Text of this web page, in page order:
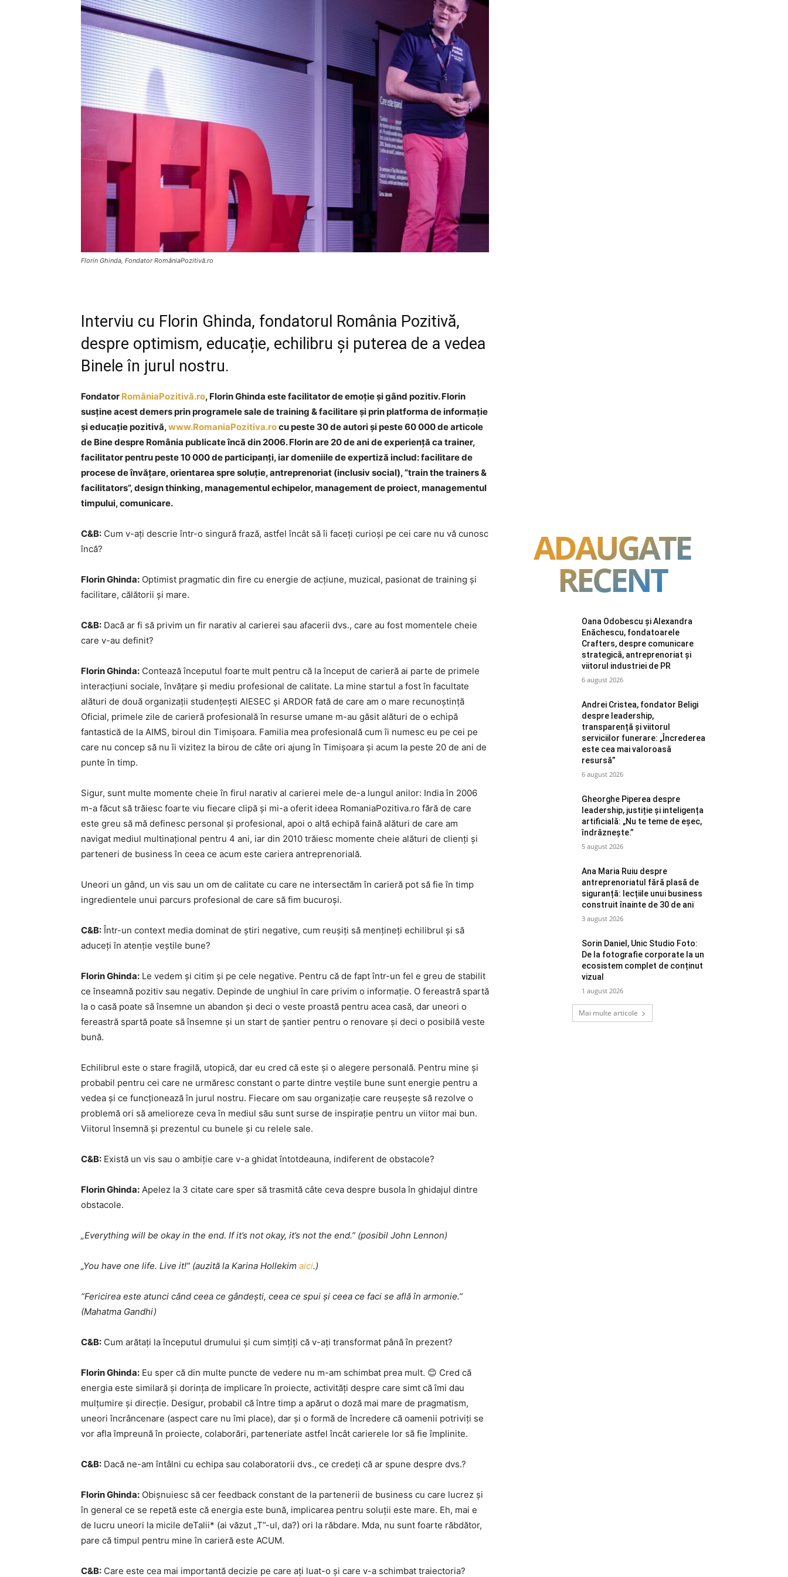
Florin Ghinda, Fondator RomâniaPozitivă.ro
Interviu cu Florin Ghinda, fondatorul România Pozitivă,
despre optimism, educație, echilibru și puterea de a vedea
Binele în jurul nostru.
Fondator RomâniaPozitivă.ro, Florin Ghinda este facilitator de emoție și gând pozitiv. Florin
susține acest demers prin programele sale de training & facilitare și prin platforma de informație
și educație pozitivă,www.RomaniaPozitiva.rocu peste 30 de autori și peste 60 000 de articole
de Bine despre România publicate încă din 2006. Florin are 20 de ani de experiență ca trainer,
facilitator pentru peste 10 000 de participanți, iar domeniile de expertiză includ: facilitare de
procese de învățare, orientarea spre soluție, antreprenoriat (inclusiv social), ”train the trainers &
facilitators”, design thinking, managementul echipelor, management de proiect, managementul
timpului, comunicare.
C&B: Cum v-ați descrie într-o singură frază, astfel încât să îi faceți curioși pe cei care nu vă cunosc
încă?
Florin Ghinda: Optimist pragmatic din fire cu energie de acțiune, muzical, pasionat de training și
facilitare, călătorii și mare.
C&B: Dacă ar fi să privim un fir narativ al carierei sau afacerii dvs., care au fost momentele cheie
care v-au definit?
Florin Ghinda: Contează începutul foarte mult pentru că la început de carieră ai parte de primele
interacțiuni sociale, învățare și mediu profesional de calitate. La mine startul a fost în facultate
alături de două organizații studențești AIESEC și ARDOR fată de care am o mare recunoștință
Oficial, primele zile de carieră profesională în resurse umane m-au găsit alături de o echipă
fantastică de la AIMS, biroul din Timișoara. Familia mea profesională cum îi numesc eu pe cei pe
care nu concep să nu îi vizitez la birou de câte ori ajung în Timișoara și acum la peste 20 de ani de
punte în timp.
Sigur, sunt multe momente cheie în firul narativ al carierei mele de-a lungul anilor: India în 2006
m-a făcut să trăiesc foarte viu fiecare clipă și mi-a oferit ideea RomaniaPozitiva.ro fără de care
este greu să mă definesc personal și profesional, apoi o altă echipă faină alături de care am
navigat mediul multinațional pentru 4 ani, iar din 2010 trăiesc momente cheie alături de clienți și
parteneri de business în ceea ce acum este cariera antreprenorială.
Uneori un gând, un vis sau un om de calitate cu care ne intersectăm în carieră pot să fie în timp
ingredientele unui parcurs profesional de care să fim bucuroși.
C&B: Într-un context media dominat de știri negative, cum reușiți să mențineți echilibrul și să
aduceți în atenție veștile bune?
Florin Ghinda: Le vedem și citim și pe cele negative. Pentru că de fapt într-un fel e greu de stabilit
ce înseamnă pozitiv sau negativ. Depinde de unghiul în care privim o informație. O fereastră spartă
la o casă poate să însemne un abandon și deci o veste proastă pentru acea casă, dar uneori o
fereastră spartă poate să însemne și un start de șantier pentru o renovare și deci o posibilă veste
bună.
Echilibrul este o stare fragilă, utopică, dar eu cred că este și o alegere personală. Pentru mine și
probabil pentru cei care ne urmăresc constant o parte dintre veștile bune sunt energie pentru a
vedea și ce funcționează în jurul nostru. Fiecare om sau organizație care reușește să rezolve o
problemă ori să amelioreze ceva în mediul său sunt surse de inspirație pentru un viitor mai bun.
Viitorul însemnă și prezentul cu bunele și cu relele sale.
C&B: Există un vis sau o ambiție care v-a ghidat întotdeauna, indiferent de obstacole?
Florin Ghinda: Apelez la 3 citate care sper să trasmită câte ceva despre busola în ghidajul dintre
obstacole.
„Everything will be okay in the end. If it’s not okay, it’s not the end.” (posibil John Lennon)
„You have one life. Live it!” (auzită la Karina Hollekim aici.)
“Fericirea este atunci când ceea ce gândești, ceea ce spui și ceea ce faci se află în armonie.”
(Mahatma Gandhi)
C&B: Cum arătați la începutul drumului și cum simțiți că v-ați transformat până în prezent?
Florin Ghinda: Eu sper că din multe puncte de vedere nu m-am schimbat prea mult. 😊 Cred că
energia este similară și dorința de implicare în proiecte, activități despre care simt că îmi dau
mulțumire și direcție. Desigur, probabil că între timp a apărut o doză mai mare de pragmatism,
uneori încrâncenare (aspect care nu îmi place), dar și o formă de încredere că oamenii potriviți se
vor afla împreună în proiecte, colaborări, parteneriate astfel încât carierele lor să fie împlinite.
C&B: Dacă ne-am întâlni cu echipa sau colaboratorii dvs., ce credeți că ar spune despre dvs.?
Florin Ghinda: Obișnuiesc să cer feedback constant de la partenerii de business cu care lucrez și
în general ce se repetă este că energia este bună, implicarea pentru soluții este mare. Eh, mai e
de lucru uneori la micile deTalii* (ai văzut „T”-ul, da?) ori la răbdare. Mda, nu sunt foarte răbdător,
pare că timpul pentru mine în carieră este ACUM.
C&B: Care este cea mai importantă decizie pe care ați luat-o și care v-a schimbat traiectoria?
ADAUGATE
RECENT
Oana Odobescu și Alexandra
Enăchescu, fondatoarele
Crafters, despre comunicare
strategică, antreprenoriat și
viitorul industriei de PR
6 august 2026
Andrei Cristea, fondator Beligi
despre leadership,
transparență și viitorul
serviciilor funerare: „Încrederea
este cea mai valoroasă
resursă”
6 august 2026
Gheorghe Piperea despre
leadership, justiție și inteligența
artificială: „Nu te teme de eșec,
îndrăznește.”
5 august 2026
Ana Maria Ruiu despre
antreprenoriatul fără plasă de
siguranță: lecțiile unui business
construit înainte de 30 de ani
3 august 2026
Sorin Daniel, Unic Studio Foto:
De la fotografie corporate la un
ecosistem complet de conținut
vizual
1 august 2026
Mai multe articole